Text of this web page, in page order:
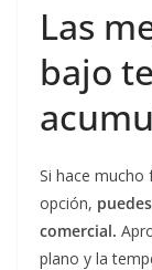
Las
bajo
Si hace mucho
opción,
comercial.
plano y la